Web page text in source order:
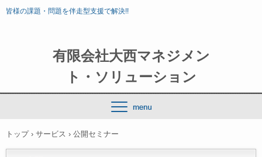
有限会社大西マネジメン
ト・ソリューション
皆様の課題・問題を伴走型支援で解決!!
トップ › サービス › 公開セミナー